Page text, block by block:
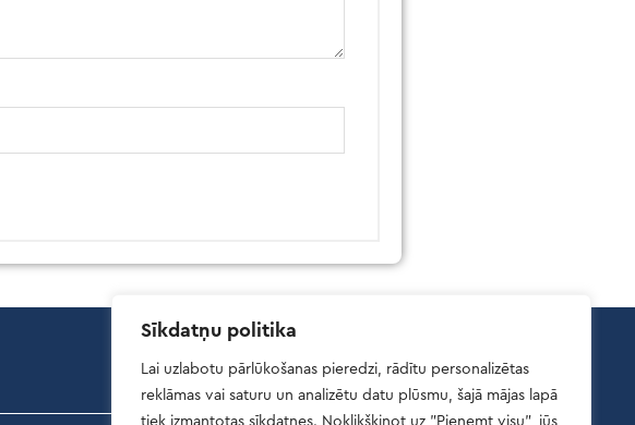
Sīkdatņu politika
Lai uzlabotu pārlūkošanas pieredzi, rādītu personalizētas
reklāmas vai saturu un analizētu datu plūsmu, šajā mājas lapā
tiek izmantotas sīkdatnes. Noklikšķinot uz "Pieņemt visu", jūs
Atsauksmes